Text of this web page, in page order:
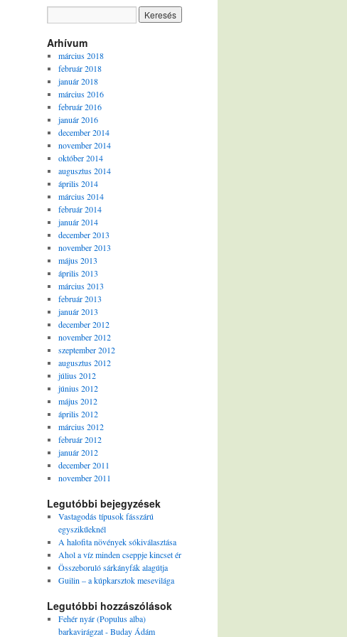
Arhívum
március 2018
február 2018
január 2018
március 2016
február 2016
január 2016
december 2014
november 2014
október 2014
augusztus 2014
április 2014
március 2014
február 2014
január 2014
december 2013
november 2013
május 2013
április 2013
március 2013
február 2013
január 2013
december 2012
november 2012
szeptember 2012
augusztus 2012
július 2012
június 2012
május 2012
április 2012
március 2012
február 2012
január 2012
december 2011
november 2011
Legutóbbi bejegyzések
Vastagodás típusok fásszárú
egyszikűeknél
A halofita növények sókiválasztása
Ahol a víz minden cseppje kincset ér
Összeboruló sárkányfák alagútja
Guilin – a kúpkarsztok mesevilága
Legutóbbi hozzászólások
Fehér nyár (Populus alba)
barkavirágzat - Buday Ádám